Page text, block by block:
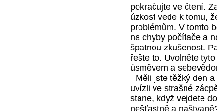
pokračujte ve čtení.
úzkost vede k tomu,
problémům. V tomto
na chyby počítače a
špatnou zkušenost.
řešte to. Uvolněte
úsměvem a
- Měli jste těžký den
uvízli ve strašné
stane, když vejdete
nešťastně a